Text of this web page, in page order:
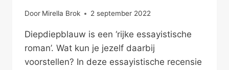
Door Mirella Brok 2 september 2022
Diepdiepblauw is een ‘rijke essayistische
roman’. Wat kun je jezelf daarbij
voorstellen? In deze essayistische recensie